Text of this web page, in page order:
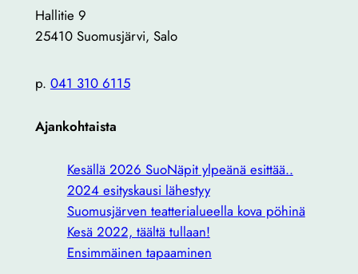
Hallitie 9
25410 Suomusjärvi, Salo
p. 041 310 6115
Ajankohtaista
Kesällä 2026 SuoNäpit ylpeänä esittää..
2024 esityskausi lähestyy
Suomusjärven teatterialueella kova pöhinä
Kesä 2022, täältä tullaan!
Ensimmäinen tapaaminen